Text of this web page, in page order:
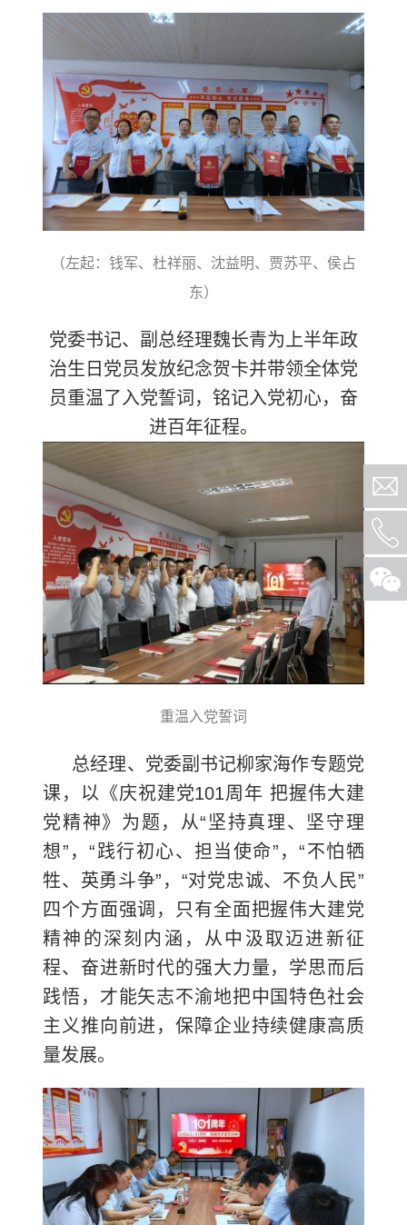
（左起：钱军、杜祥丽、沈益明、贾苏平、侯占
东）
党委书记、副总经理魏长青为上半年政
治生日党员发放纪念贺卡并带领全体党
员重温了入党誓词，铭记入党初心，奋
进百年征程。
重温入党誓词
总经理、党委副书记柳家海作专题党
课，以《庆祝建党101周年 把握伟大建
党精神》为题，从“坚持真理、坚守理
想”，“践行初心、担当使命”，“不怕牺
牲、英勇斗争”，“对党忠诚、不负人民”
四个方面强调，只有全面把握伟大建党
精神的深刻内涵，从中汲取迈进新征
程、奋进新时代的强大力量，学思而后
践悟，才能矢志不渝地把中国特色社会
主义推向前进，保障企业持续健康高质
量发展。